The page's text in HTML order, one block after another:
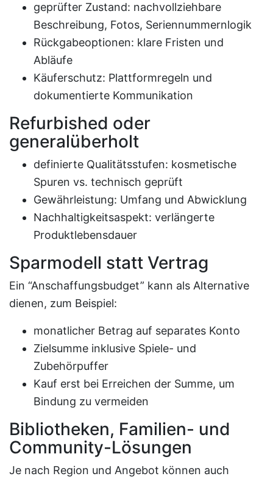
geprüfter Zustand: nachvollziehbare
Beschreibung, Fotos, Seriennummernlogik
Rückgabeoptionen: klare Fristen und
Abläufe
Käuferschutz: Plattformregeln und
dokumentierte Kommunikation
Refurbished oder
generalüberholt
definierte Qualitätsstufen: kosmetische
Spuren vs. technisch geprüft
Gewährleistung: Umfang und Abwicklung
Nachhaltigkeitsaspekt: verlängerte
Produktlebensdauer
Sparmodell statt Vertrag
Ein “Anschaffungsbudget” kann als Alternative
dienen, zum Beispiel:
monatlicher Betrag auf separates Konto
Zielsumme inklusive Spiele- und
Zubehörpuffer
Kauf erst bei Erreichen der Summe, um
Bindung zu vermeiden
Bibliotheken, Familien- und
Community-Lösungen
Je nach Region und Angebot können auch